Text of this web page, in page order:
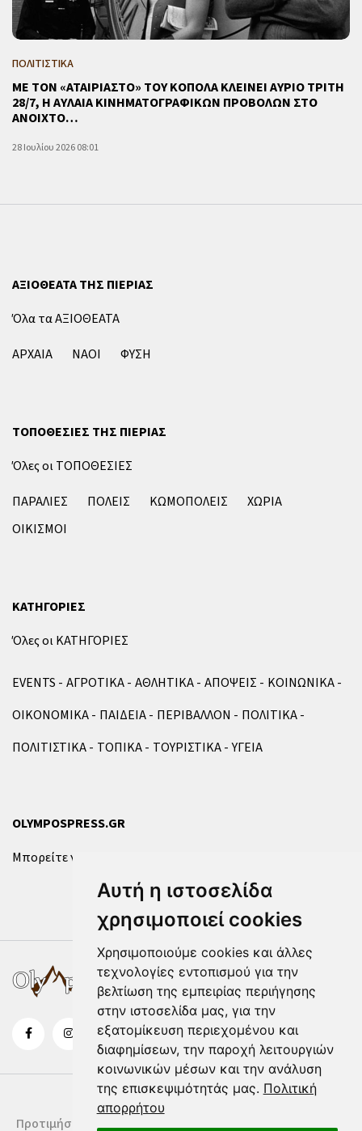
Αυτή η ιστοσελίδα
χρησιμοποιεί cookies
Χρησιμοποιούμε cookies και άλλες
τεχνολογίες εντοπισμού για την
βελτίωση της εμπειρίας περιήγησης
στην ιστοσελίδα μας, για την
εξατομίκευση περιεχομένου και
διαφημίσεων, την παροχή λειτουργιών
κοινωνικών μέσων και την ανάλυση
της επισκεψιμότητάς μας. Πολιτική
απορρήτου
ΠΟΛΙΤΙΣΤΙΚΑ
ΜΕ ΤΟΝ «ΑΤΑΙΡΙΑΣΤΟ» ΤΟΥ ΚΟΠΟΛΑ ΚΛΕΙΝΕΙ ΑΥΡΙΟ ΤΡΙΤΗ
28/7, Η ΑΥΛΑΙΑ ΚΙΝΗΜΑΤΟΓΡΑΦΙΚΩΝ ΠΡΟΒΟΛΩΝ ΣΤΟ
ΑΝΟΙΧΤΟ…
28 Ιουλίου 2026 08:01
ΑΞΙΟΘΕΑΤΑ ΤΗΣ ΠΙΕΡΙΑΣ
Όλα τα ΑΞΙΟΘΕΑΤΑ
ΑΡΧΑΙΑ
ΝΑΟΙ ΦΥΣΗ
ΤΟΠΟΘΕΣΙΕΣ ΤΗΣ ΠΙΕΡΙΑΣ
Όλες οι ΤΟΠΟΘΕΣΙΕΣ
ΠΑΡΑΛΙΕΣ
ΠΟΛΕΙΣ ΚΩΜΟΠΟΛΕΙΣ
ΧΩΡΙΑ
ΟΙΚΙΣΜΟΙ
ΚΑΤΗΓΟΡΙΕΣ
Όλες οι ΚΑΤΗΓΟΡΙΕΣ
EVENTS ΑΓΡΟΤΙΚΑ ΑΘΛΗΤΙΚΑ ΑΠΟΨΕΙΣ
ΚΟΙΝΩΝΙΚΑ
ΟΙΚΟΝΟΜΙΚΑ
ΠΑΙΔΕΙΑ ΠΕΡΙΒΑΛΛΟΝ
ΠΟΛΙΤΙΚΑ
ΠΟΛΙΤΙΣΤΙΚΑ
ΤΟΠΙΚΑ ΤΟΥΡΙΣΤΙΚΑ ΥΓΕΙΑ
OLYMPOSPRESS.GR
Μπορείτε να επικοινωνήσετε μαζί μας μέσω της
Προτιμήσεις Cookies Δήλωση Cookies Όροι Χρήσης